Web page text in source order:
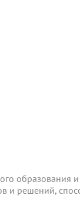
образования
и решений,